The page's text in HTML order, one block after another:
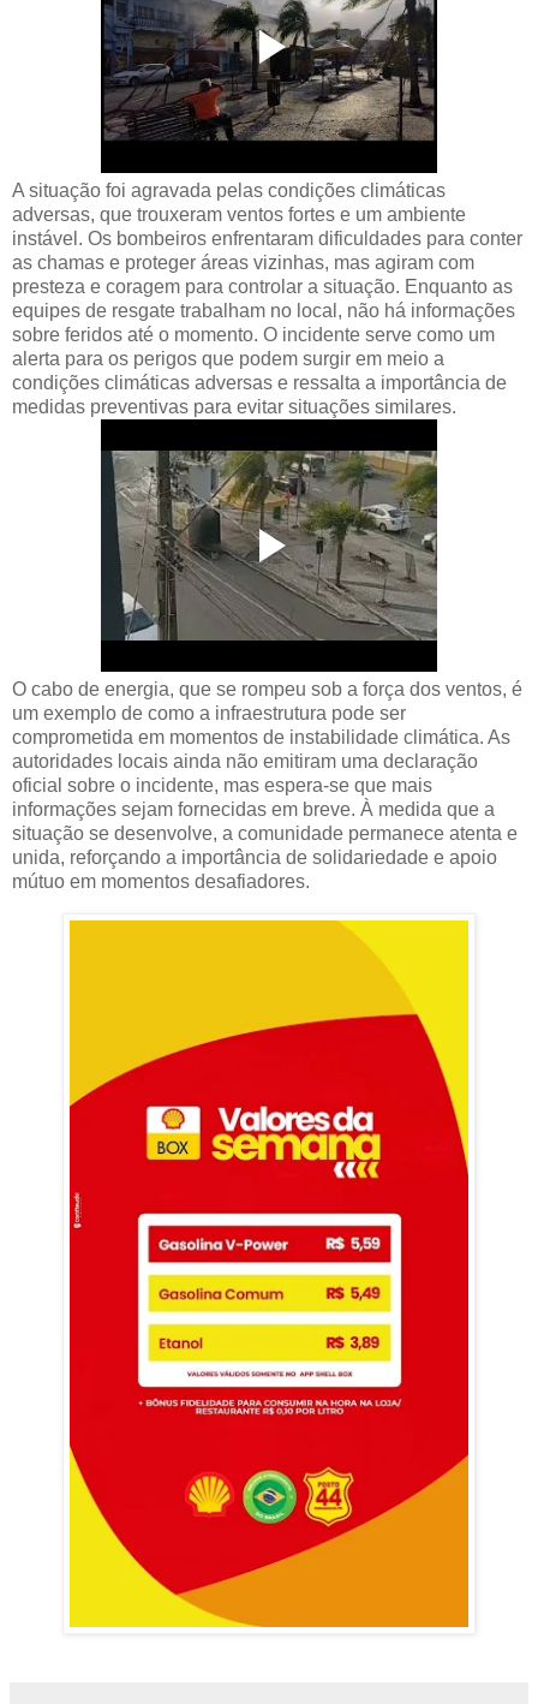
A situação foi agravada pelas condições climáticas
adversas, que trouxeram ventos fortes e um ambiente
instável. Os bombeiros enfrentaram dificuldades para conter
as chamas e proteger áreas vizinhas, mas agiram com
presteza e coragem para controlar a situação. Enquanto as
equipes de resgate trabalham no local, não há informações
sobre feridos até o momento. O incidente serve como um
alerta para os perigos que podem surgir em meio a
condições climáticas adversas e ressalta a importância de
medidas preventivas para evitar situações similares.
O cabo de energia, que se rompeu sob a força dos ventos, é
um exemplo de como a infraestrutura pode ser
comprometida em momentos de instabilidade climática. As
autoridades locais ainda não emitiram uma declaração
oficial sobre o incidente, mas espera-se que mais
informações sejam fornecidas em breve. À medida que a
situação se desenvolve, a comunidade permanece atenta e
unida, reforçando a importância de solidariedade e apoio
mútuo em momentos desafiadores.